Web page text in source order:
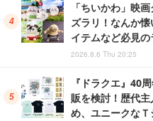
「ちいかわ」映
ズラリ！なんか
イテムなど必見
2026.8.6 Thu 20:25
『ドラクエ』40
販を検討！歴代
め、ユニークな